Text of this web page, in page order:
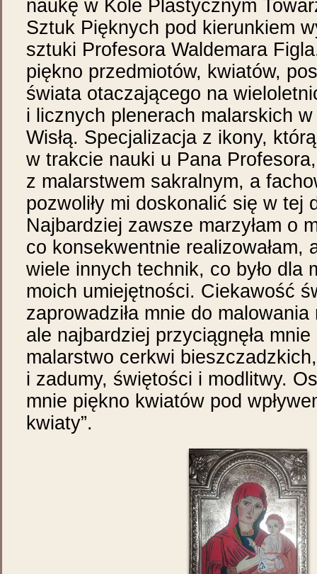
naukę w Kole Plastycznym
Sztuk Pięknych pod kierunkiem
sztuki Profesora Waldemara
piękno przedmiotów, kwiatów,
świata otaczającego na
i licznych plenerach malarskich
Wisłą. Specjalizacja z ikony,
w trakcie nauki u Pana
z malarstwem sakralnym, a
pozwoliły mi doskonalić się w tej
Najbardziej zawsze marzyłam o
co konsekwentnie realizowałam,
wiele innych technik, co było dla
moich umiejętności. Ciekawość
zaprowadziła mnie do
ale najbardziej przyciągnęła
malarstwo cerkwi
i zadumy, świętości i modlitwy.
mnie piękno kwiatów pod
kwiaty”.